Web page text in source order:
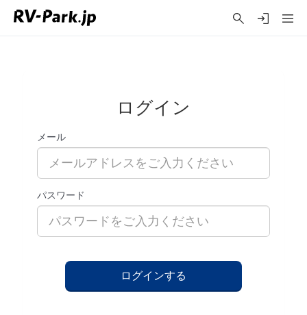
ログイン
メール
パスワード